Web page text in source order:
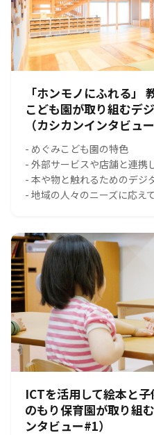
「ホンモノにふれる
こども園が取り組むデ
（カシカンインタビュ
- めぐみこども園の特色
- 外部サービスや店舗と連携
- 本や物と触れるためのデジ
- 地域の人々のニーズに応え
ICTを活用して絵本と
のもり保育園が取り組
ンタビュー#1）